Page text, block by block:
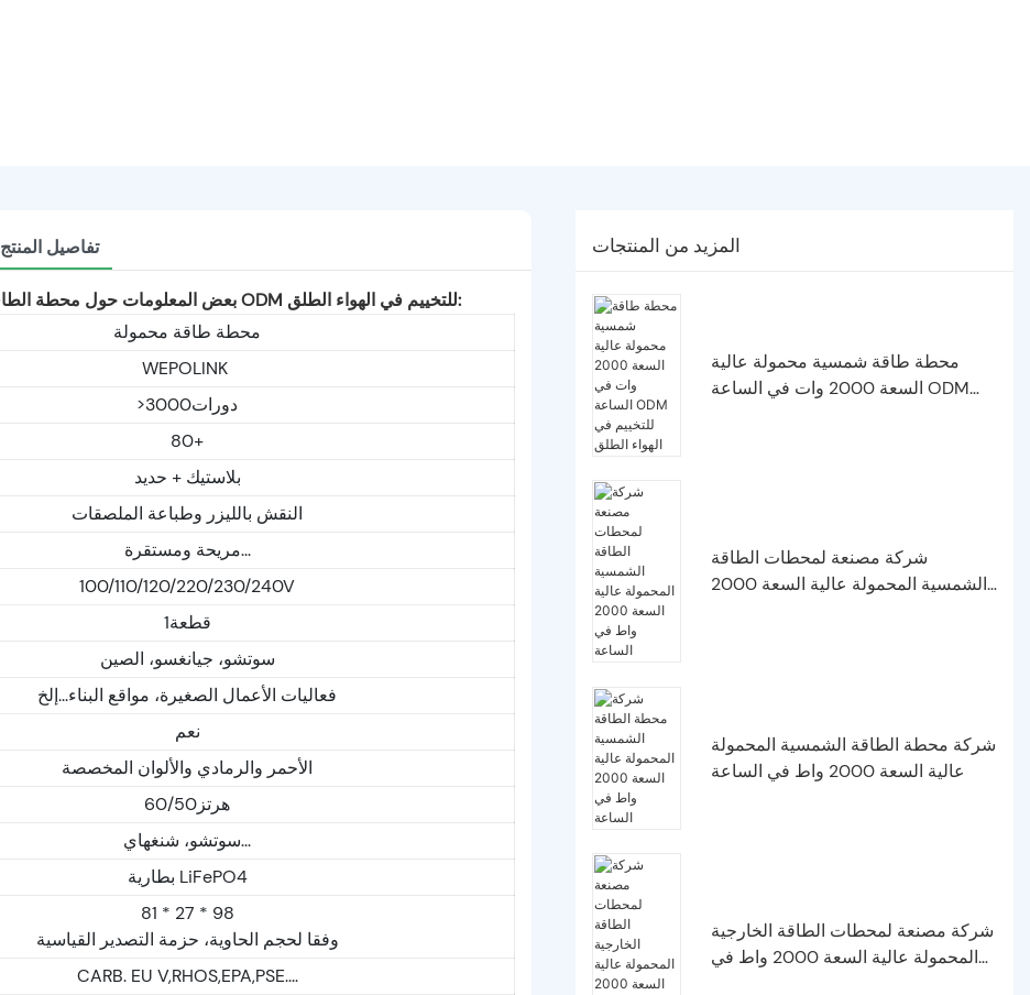
تفاصيل المنتج
بعض المعلومات حول محطة الطاقة الشمسية المحمولة عالية السعة 2000 وات في الساعة ODM للتخييم في الهواء الطلق:
محطة طاقة محمولة
WEPOLINK
>دورات3000
80+
بلاستيك + حديد
النقش بالليزر وطباعة الملصقات
مريحة ومستقرة...
100/110/120/220/230/240V
قطعة1
سوتشو، جيانغسو، الصين
فعاليات الأعمال الصغيرة، مواقع البناء...إلخ
نعم
الأحمر والرمادي والألوان المخصصة
هرتز60/50
سوتشو، شنغهاي...
بطارية LiFePO4
81 * 27 * 98
وفقا لحجم الحاوية، حزمة التصدير القياسية
CARB. EU V,RHOS,EPA,PSE....
المزيد من المنتجات
محطة طاقة شمسية محمولة عالية
السعة 2000 وات في الساعة ODM
شركة مصنعة لمحطات الطاقة
الشمسية المحمولة عالية السعة 2000
شركة محطة الطاقة الشمسية المحمولة
عالية السعة 2000 واط في الساعة
شركة مصنعة لمحطات الطاقة الخارجية
المحمولة عالية السعة 2000 واط في